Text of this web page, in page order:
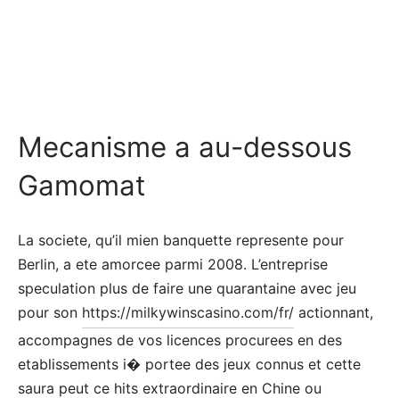
Mecanisme a au-dessous
Gamomat
La societe, qu’il mien banquette represente pour
Berlin, a ete amorcee parmi 2008. L’entreprise
speculation plus de faire une quarantaine avec jeu
pour son https://milkywinscasino.com/fr/ actionnant,
accompagnes de vos licences procurees en des
etablissements i� portee des jeux connus et cette
saura peut ce hits extraordinaire en Chine ou